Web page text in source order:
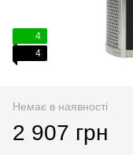
4
4
Немає в наявності
2 907 грн